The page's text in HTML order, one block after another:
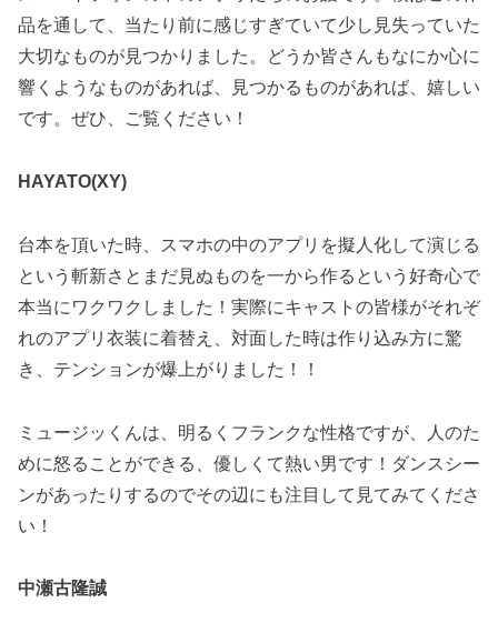
品を通して、当たり前に感じすぎていて少し見失っていた
大切なものが見つかりました。どうか皆さんもなにか心に
響くようなものがあれば、見つかるものがあれば、嬉しい
です。ぜひ、ご覧ください！
HAYATO(XY)
台本を頂いた時、スマホの中のアプリを擬人化して演じる
という斬新さとまだ見ぬものを一から作るという好奇心で
本当にワクワクしました！実際にキャストの皆様がそれぞ
れのアプリ衣装に着替え、対面した時は作り込み方に驚
き、テンションが爆上がりました！！
ミュージッくんは、明るくフランクな性格ですが、人のた
めに怒ることができる、優しくて熱い男です！ダンスシー
ンがあったりするのでその辺にも注目して見てみてくださ
い！
中瀬古隆誠